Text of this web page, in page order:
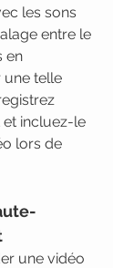
les sons
entre le
en
une telle
incluez-le
lors de
une vidéo